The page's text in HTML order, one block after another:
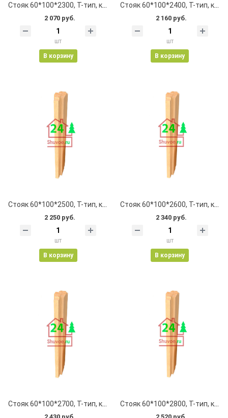
2 070 руб.
шт
В корзину
Стояк 60*100*2400, Т-тип, клеевой, цельноламельный, с пазом
2 160 руб.
шт
В корзину
2 250 руб.
шт
В корзину
Стояк 60*100*2600, Т-тип, клеевой, цельноламельный, с пазом
2 340 руб.
шт
В корзину
Стояк 60*100*2800, Т-тип, клеевой, цельноламельный, с пазом